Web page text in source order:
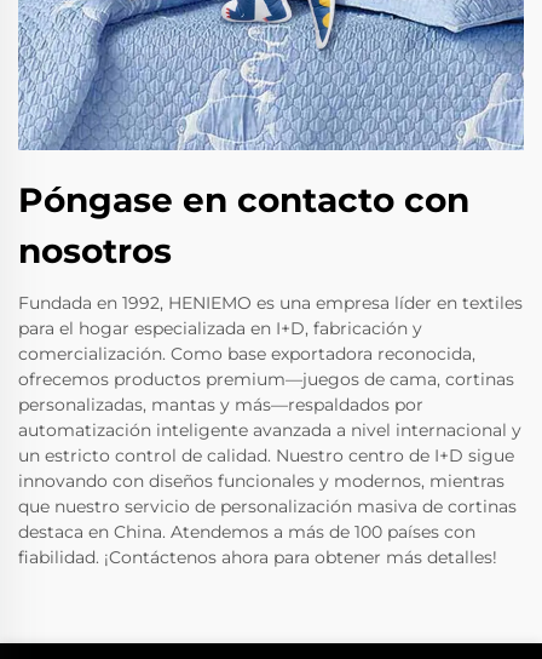
Póngase en contacto con
nosotros
Fundada en 1992, HENIEMO es una empresa líder en textiles
para el hogar especializada en I+D, fabricación y
comercialización. Como base exportadora reconocida,
ofrecemos productos premium—juegos de cama, cortinas
personalizadas, mantas y más—respaldados por
automatización inteligente avanzada a nivel internacional y
un estricto control de calidad. Nuestro centro de I+D sigue
innovando con diseños funcionales y modernos, mientras
que nuestro servicio de personalización masiva de cortinas
destaca en China. Atendemos a más de 100 países con
fiabilidad. ¡Contáctenos ahora para obtener más detalles!